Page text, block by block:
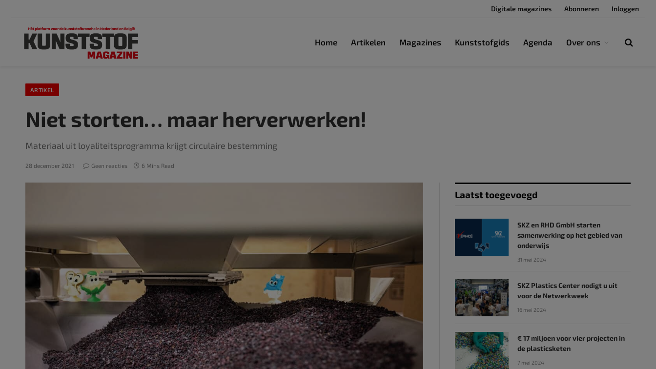
Digitale magazines Abonneren Inloggen
Home Artikelen Magazines Kunststofgids Agenda Over ons
ARTIKEL
Niet storten… maar herverwerken!
Materiaal uit loyaliteitsprogramma krijgt circulaire bestemming
28 december 2021 Geen reacties 6 Mins Read
Laatst toegevoegd
SKZ en RHD GmbH starten
samenwerking op het gebied van
onderwijs
31 mei 2024
SKZ Plastics Center nodigt u uit
voor de Netwerkweek
16 mei 2024
€ 17 miljoen voor vier projecten in
de plasticsketen
7 mei 2024